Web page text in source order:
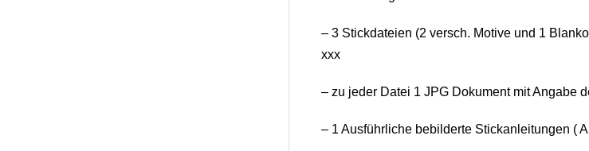
– 3 Stickdateien (2 versch. Motive und 1
xxx
– zu jeder Datei 1 JPG Dokument mit Angabe
– 1 Ausführliche bebilderte Stickanleitungen (